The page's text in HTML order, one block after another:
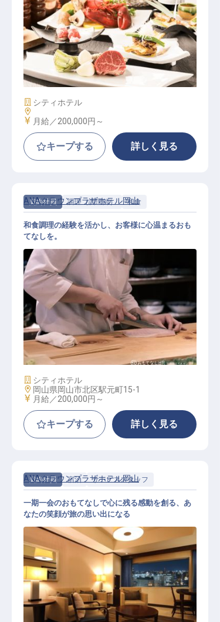
宴会・婚礼調理（洋食）
施設業態
シティホテル
勤務地
給与
月給／200,000円～
キープする 詳しく見る
契約社員 調理（調理師） 和食
和食調理（宴会メイン厨房）
ANAクラウンプラザホテル岡山
和食調理の経験を活かし、お客様に心温まるおも
てなしを。
施設業態
シティホテル
勤務地
岡山県岡山市北区駅元町15-1
給与
月給／200,000円～
キープする 詳しく見る
契約社員 宿泊 サービススタッフ
ゲストリレーション
ANAクラウンプラザホテル岡山
一期一会のおもてなしで心に残る感動を創る、あ
なたの笑顔が旅の思い出になる